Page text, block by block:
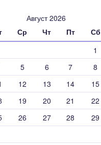
Август 2026
Ср Чт Пт Сб
1
5 6 7 8
12 13 14 15
19 20 21 22
26 27 28 29